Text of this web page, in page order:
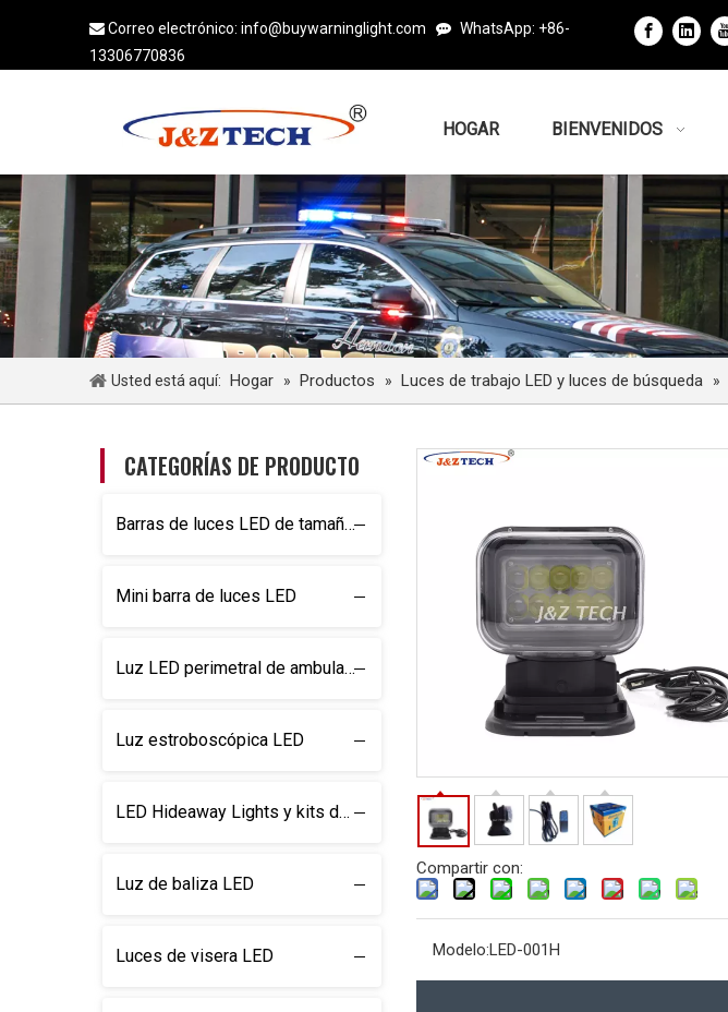
 Correo electrónico: info@buywarninglight.com  WhatsApp: +86-
13306770836
HOGAR BIENVENIDOS
Usted está aquí: Hogar » Productos » Luces de trabajo LED y luces de búsqueda »
CATEGORÍAS DE PRODUCTO
Barras de luces LED de tamaño completo
Mini barra de luces LED
Luz LED perimetral de ambulancia
Luz estroboscópica LED
LED Hideaway Lights y kits de luz
Luz de baliza LED
Luces de visera LED
Compartir con:
Modelo:LED-001H